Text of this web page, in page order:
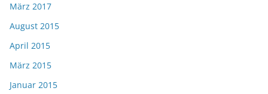
März 2017
August 2015
April 2015
März 2015
Januar 2015